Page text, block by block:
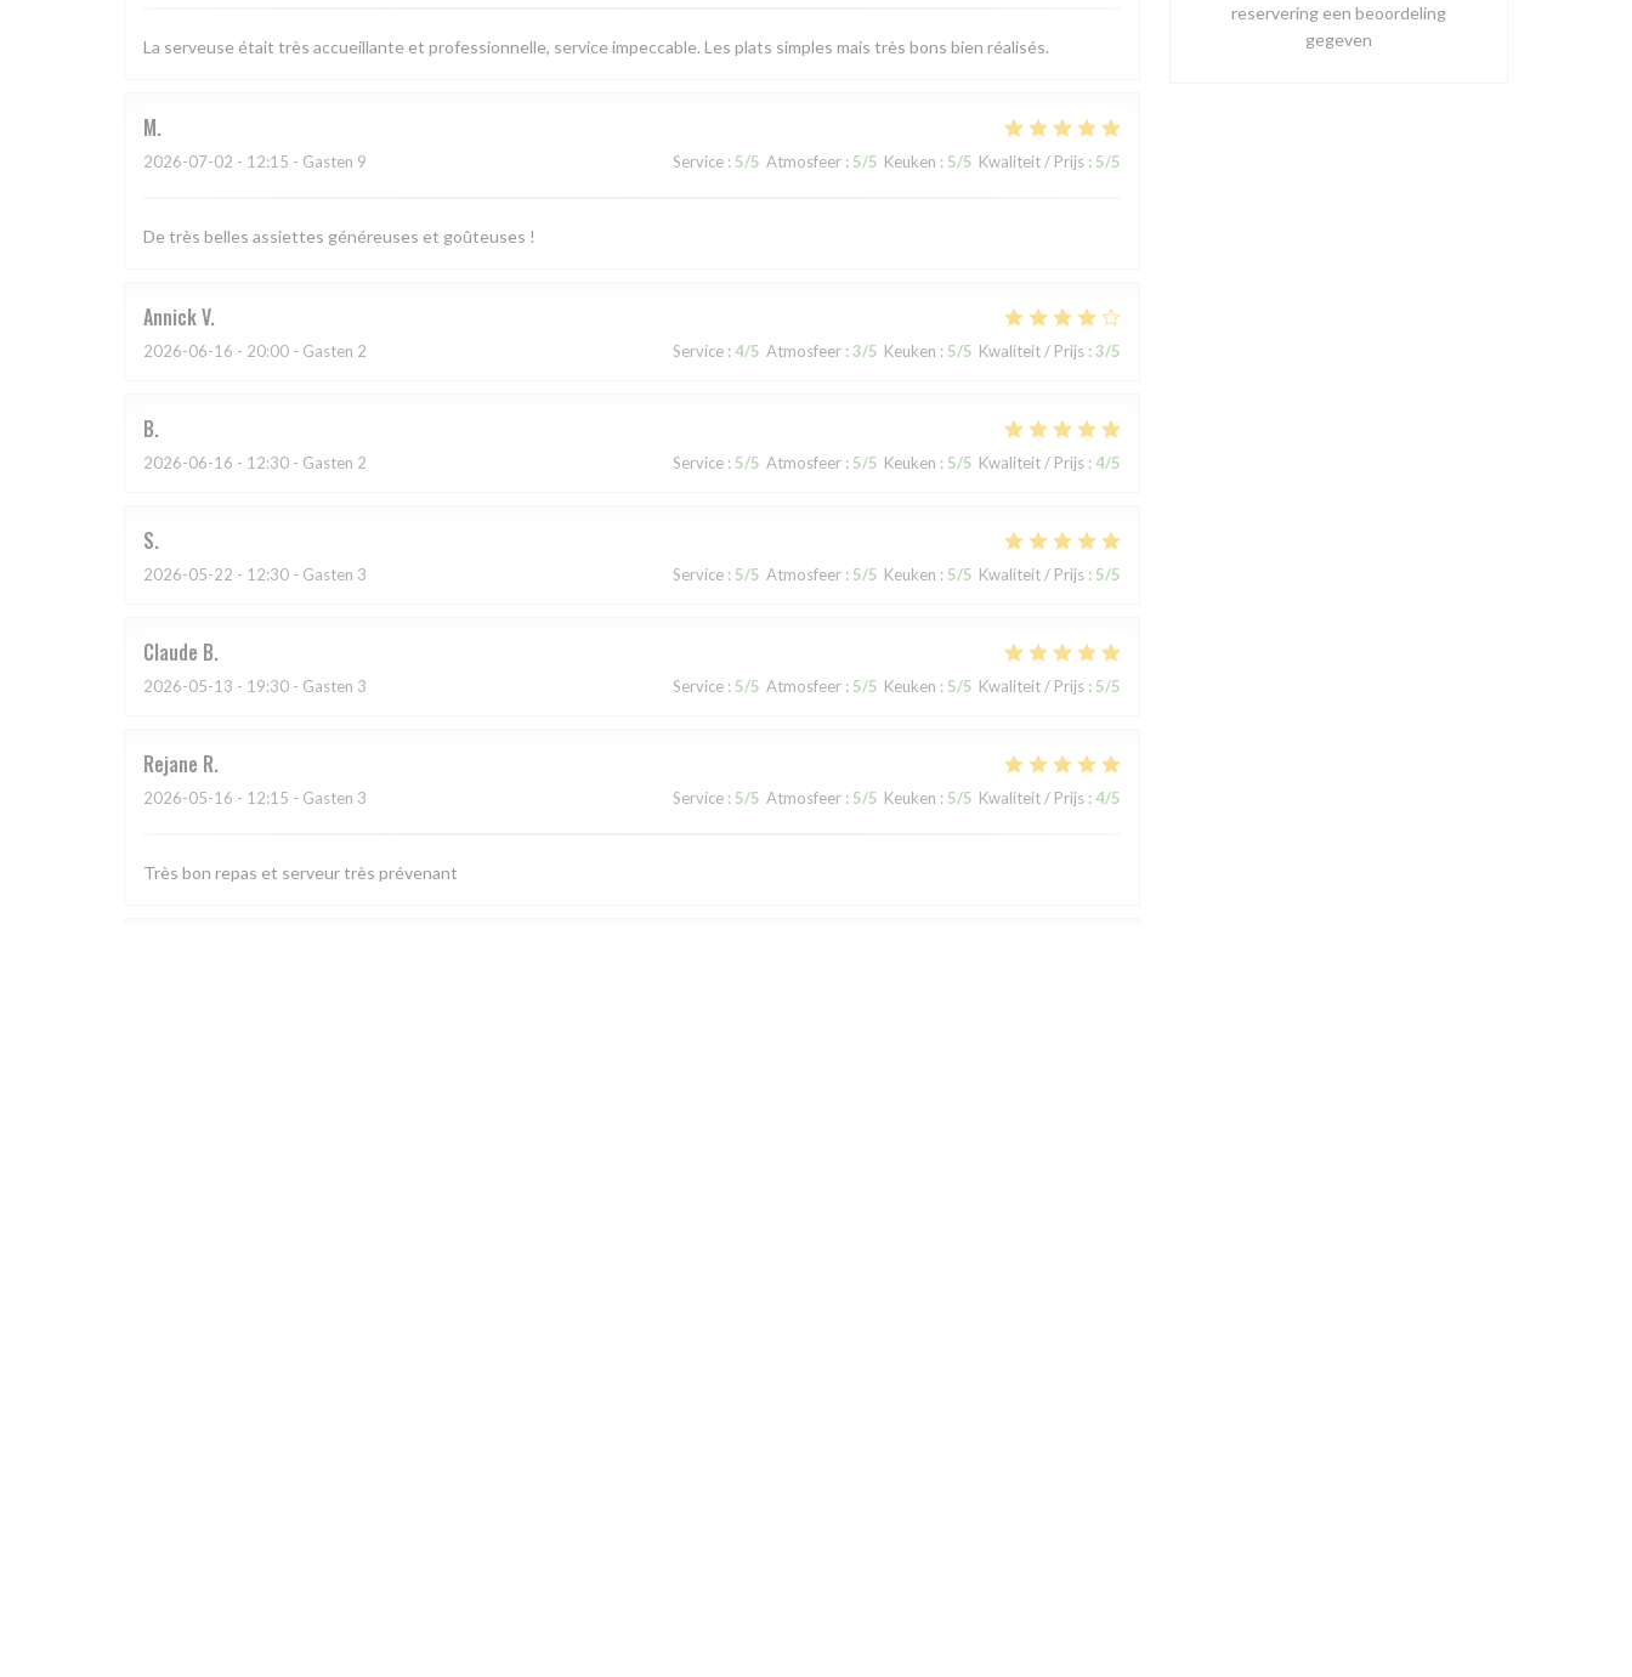
La serveuse était très accueillante et professionnelle, service impeccable. Les plats simples mais très bons bien réalisés.
M
2026-07-02 - 12:15 - Gasten 9 Service : 5/5 Atmosfeer : 5/5 Keuken : 5/5 Kwaliteit / Prijs : 5/5
De très belles assiettes généreuses et goûteuses !
AnnickV
2026-06-16 - 20:00 - Gasten 2 Service : 4/5 Atmosfeer : 3/5 Keuken : 5/5 Kwaliteit / Prijs : 3/5
B
2026-06-16 - 12:30 - Gasten 2 Service : 5/5 Atmosfeer : 5/5 Keuken : 5/5 Kwaliteit / Prijs : 4/5
S
2026-05-22 - 12:30 - Gasten 3 Service : 5/5 Atmosfeer : 5/5 Keuken : 5/5 Kwaliteit / Prijs : 5/5
Claude B
2026-05-13 - 19:30 - Gasten 3 Service : 5/5 Atmosfeer : 5/5 Keuken : 5/5 Kwaliteit / Prijs : 5/5
Rejane R
2026-05-16 - 12:15 - Gasten 3 Service : 5/5 Atmosfeer : 5/5 Keuken : 5/5 Kwaliteit / Prijs : 4/5
Très bon repas et serveur très prévenant
reservering een beoordeling
gegeven